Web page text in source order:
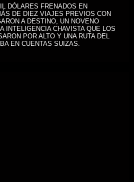
DÓLARES FRENADOS EN
DE DIEZ VIAJES PREVIOS CON
A DESTINO, UN NOVENO
INTELIGENCIA CHAVISTA QUE LOS
POR ALTO Y UNA RUTA DEL
EN CUENTAS SUIZAS.